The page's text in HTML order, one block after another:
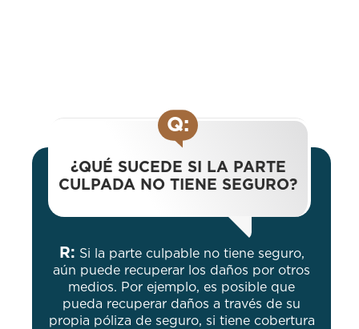
Q:
¿QUÉ SUCEDE SI LA PARTE
CULPADA NO TIENE SEGURO?
R: Si la parte culpable no tiene seguro,
aún puede recuperar los daños por otros
medios. Por ejemplo, es posible que
pueda recuperar daños a través de su
propia póliza de seguro, si tiene cobertura